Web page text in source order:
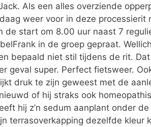
Als een alles overziende
weer voor in deze processierit
start om 8.00 uur naast 7
in de groep gepraat.
bepaald niet stil tijdens de rit.
geval super. Perfect fietsweer.
druk te zijn geweest met de
of hij straks ook
hij z’n sedum aanplant onder
terrasoverkapping dezelfde kleur